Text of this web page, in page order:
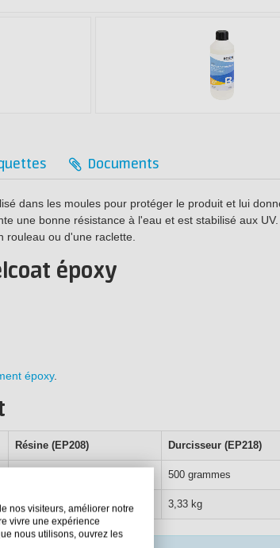
Documents
dans les moules pour protéger le produit et lui
une bonne résistance à l'eau et est stabilisé aux
rouleau ou d'une raclette.
époxy
époxy.
Résine (EP208) Durcisseur (EP218)
500 grammes
6,66 kg 3,33 kg
nos visiteurs, améliorer notre
vivre une expérience
nous utilisons, ouvrez les